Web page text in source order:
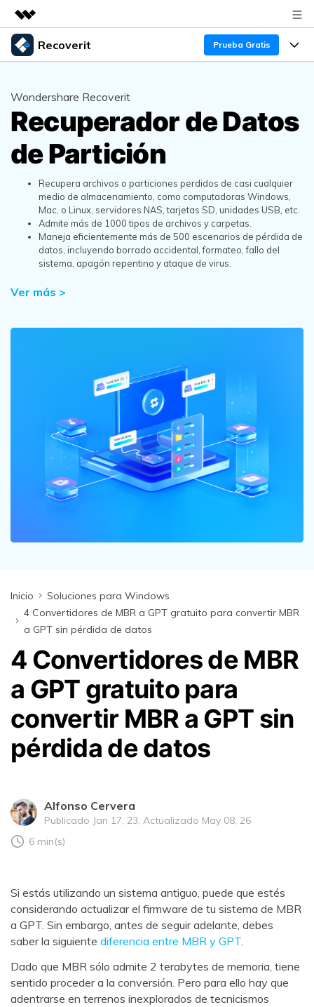
Productos destacados
Utilidades
Soluciones
Quiénes somos
Sala de prensa
Tienda
Soporte
Recoverit Prueba Gratis
Recoverit para Windows
Líder en recuperación para Windows
Pruébalo Gratis
Recoverit para Mac
Recupera datos ilimitados del sistema Mac
Recoverit Gratis
Recupera datos perdidos/eliminados gratis
Pruébalo Gratis
Otros Productos
Funciones
Recuperar de Unidades
Recuperar Medios Borrados
Soluciones de Recuperación Exclusivas Nuevo
Recuperar Documentos
Recursos
Por qué Recoverit
Experto en Recuperación de Datos
Historias de Clientes
Temas Destacados
Guía
DESCARGAR Sign In
Wondershare Recoverit
Recuperador de Datos
de Partición
Recupera archivos o particiones perdidos de casi cualquier
medio de almacenamiento, como computadoras Windows,
Mac, o Linux, servidores NAS, tarjetas SD, unidades USB, etc.
Admite más de 1000 tipos de archivos y carpetas.
Maneja eficientemente más de 500 escenarios de pérdida de
datos, incluyendo borrado accidental, formateo, fallo del
sistema, apagón repentino y ataque de virus.
Ver más >
Inicio
Soluciones para Windows
4 Convertidores de MBR a GPT gratuito para convertir MBR
a GPT sin pérdida de datos
4 Convertidores de MBR
a GPT gratuito para
convertir MBR a GPT sin
pérdida de datos
Alfonso Cervera
Publicado Jan 17, 23, Actualizado May 08, 26
6 min(s)
Si estás utilizando un sistema antiguo, puede que estés
considerando actualizar el firmware de tu sistema de MBR
a GPT. Sin embargo, antes de seguir adelante, debes
saber la siguiente diferencia entre MBR y GPT.
Dado que MBR sólo admite 2 terabytes de memoria, tiene
sentido proceder a la conversión. Pero para ello hay que
adentrarse en terrenos inexplorados de tecnicismos